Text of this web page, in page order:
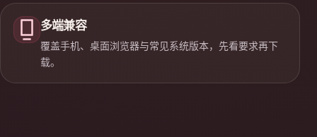
多端兼容
覆盖手机、桌面浏览器与常见系统版本，先看要求再下
载。